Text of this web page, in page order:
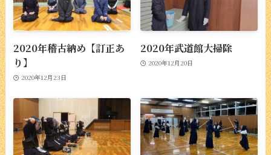
2020年稽古納め【訂正あ
り】
2020年12月23日
2020年武道館大掃除
2020年12月20日